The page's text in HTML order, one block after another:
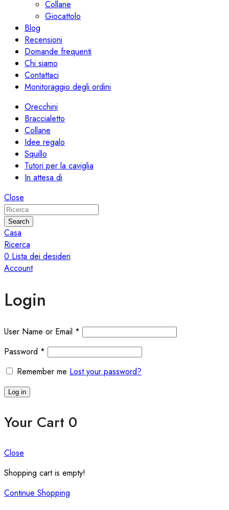
Collane
Giocattolo
Blog
Recensioni
Domande frequenti
Chi siamo
Contattaci
Monitoraggio degli ordini
Orecchini
Braccialetto
Collane
Idee regalo
Squillo
Tutori per la caviglia
In attesa di
Close
Search
Casa
Ricerca
0 Lista dei desideri
Account
Login
User Name or Email *
Password *
Remember me Lost your password?
Log in
Your Cart 0
Close
Shopping cart is empty!
Continue Shopping